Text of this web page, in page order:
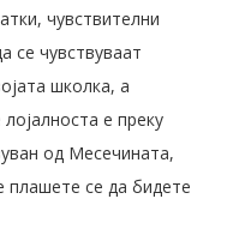
чувствителни
се чувствуваат
школка, а
е преку
од Месечината,
плашете се да бидете